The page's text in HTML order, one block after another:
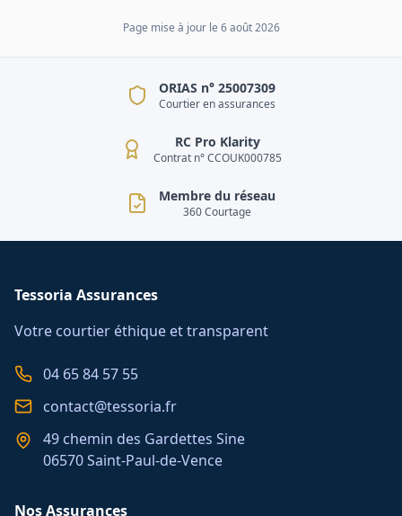
Page mise à jour le 6 août 2026
ORIAS n° 25007309
Courtier en assurances
RC Pro Klarity
Contrat n° CCOUK000785
Membre du réseau
360 Courtage
Tessoria Assurances
Votre courtier éthique et transparent
04 65 84 57 55
contact@tessoria.fr
49 chemin des Gardettes Sine
06570 Saint-Paul-de-Vence
Nos Assurances